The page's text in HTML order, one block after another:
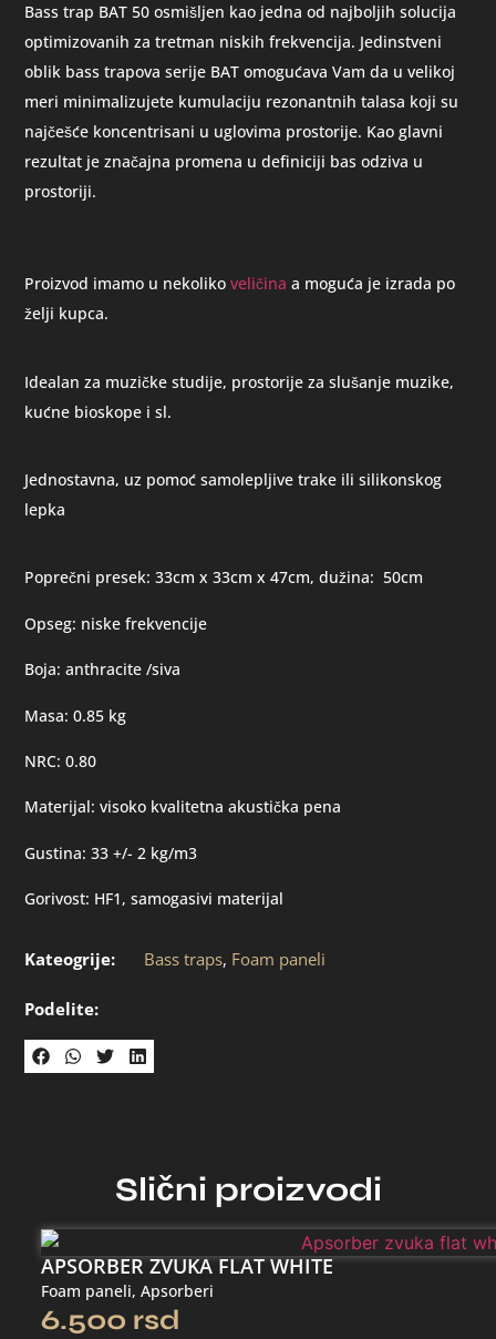
Bass trap BAT 50 osmišljen kao jedna od najboljih solucija
optimizovanih za tretman niskih frekvencija. Jedinstveni
oblik bass trapova serije BAT omogućava Vam da u velikoj
meri minimalizujete kumulaciju rezonantnih talasa koji su
najčešće koncentrisani u uglovima prostorije. Kao glavni
rezultat je značajna promena u definiciji bas odziva u
prostoriji.
Proizvod imamo u nekolikoveličina a moguća je izrada po
želji kupca.
Idealan za muzičke studije, prostorije za slušanje muzike,
kućne bioskope i sl.
Jednostavna, uz pomoć samolepljive trake ili silikonskog
lepka
Poprečni presek: 33cm x 33cm x 47cm, dužina: 50cm
Opseg: niske frekvencije
Boja: anthracite /siva
Masa: 0.85 kg
NRC: 0.80
Materijal: visoko kvalitetna akustička pena
Gustina: 33 +/- 2 kg/m3
Gorivost: HF1, samogasivi materijal
Kateogrije: Bass traps, Foam paneli
Podelite:
Slični proizvodi
APSORBER ZVUKA FLAT WHITE
Foam paneli,Apsorberi
6.500 rsd